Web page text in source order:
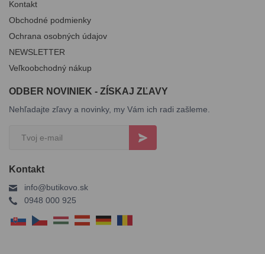
Kontakt
Obchodné podmienky
Ochrana osobných údajov
NEWSLETTER
Veľkoobchodný nákup
ODBER NOVINIEK - ZÍSKAJ ZĽAVY
Nehľadajte zľavy a novinky, my Vám ich radi zašleme.
Kontakt
info@butikovo.sk
0948 000 925